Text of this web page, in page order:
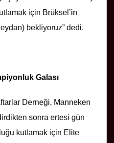
için Brüksel’in
bekliyoruz” dedi.
Galası
Derneği, Manneken
sonra ertesi gün
kutlamak için Elite